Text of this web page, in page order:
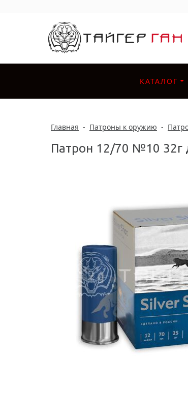
КАТАЛОГ
Главная - Патроны к оружию -
Патрон 12/70 №10 32г